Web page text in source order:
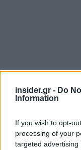
insider.gr - Do
Information
If you wish to opt-
processing of your
targeted
Τράπεζες:
από τα